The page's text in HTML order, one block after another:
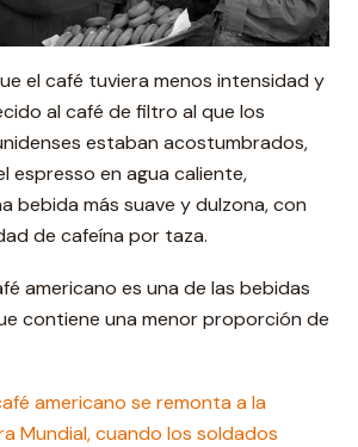
el café tuviera menos intensidad y
al café de filtro al que los
estaban acostumbrados,
espresso en agua caliente,
bebida más suave y dulzona, con
de cafeína por taza.
americano es una de las bebidas
contiene una menor proporción de
americano se remonta a la
Mundial, cuando los soldados